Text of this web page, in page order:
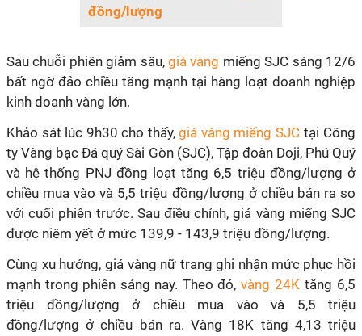
đồng/lượng
Sau chuỗi phiên giảm sâu, giá vàng miếng SJC sáng 12/6
bất ngờ đảo chiều tăng mạnh tại hàng loạt doanh nghiệp
kinh doanh vàng lớn.
Khảo sát lúc 9h30 cho thấy, giá vàng miếng SJC tại Công
ty Vàng bạc Đá quý Sài Gòn (SJC), Tập đoàn Doji, Phú Quý
và hệ thống PNJ đồng loạt tăng 6,5 triệu đồng/lượng ở
chiều mua vào và 5,5 triệu đồng/lượng ở chiều bán ra so
với cuối phiên trước. Sau điều chỉnh, giá vàng miếng SJC
được niêm yết ở mức 139,9 - 143,9 triệu đồng/lượng.
Cùng xu hướng, giá vàng nữ trang ghi nhận mức phục hồi
mạnh trong phiên sáng nay. Theo đó, vàng 24K tăng 6,5
triệu đồng/lượng ở chiều mua vào và 5,5 triệu
đồng/lượng ở chiều bán ra. Vàng 18K tăng 4,13 triệu